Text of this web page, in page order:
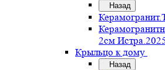
Назад
2см
Крыльцо к дому
Назад